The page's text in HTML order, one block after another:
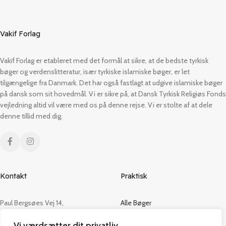
Vakif Forlag
Vakif Forlag er etableret med det formål at sikre, at de bedste tyrkisk
bøger og verdenslitteratur, især tyrkiske islamiske bøger, er let
tilgængelige fra Danmark. Det har også fastlagt at udgive islamiske bøger
på dansk som sit hovedmål. Vi er sikre på, at Dansk Tyrkisk Religiøs Fonds
vejledning altid vil være med os på denne rejse. Vi er stolte af at dele
denne tillid med dig.
Kontakt
Paul Bergsøes Vej 14,
Praktisk
Alle Bøger